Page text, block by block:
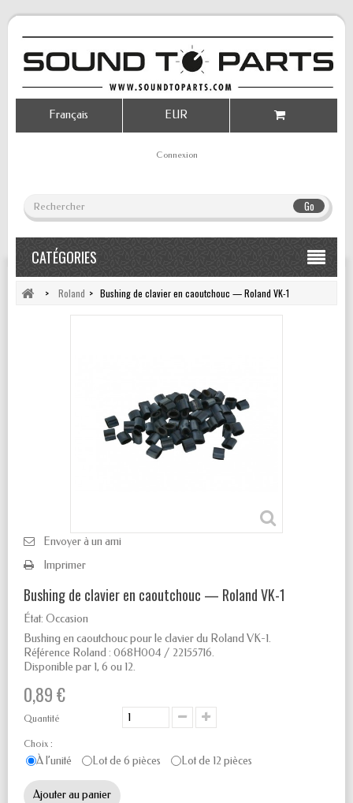
Go
Connexion
EUR
Français
CATÉGORIES
> Roland > Bushing de clavier en caoutchouc — Roland VK-1
Envoyer à un ami
Imprimer
Bushing de clavier en caoutchouc — Roland VK-1
État: Occasion
Bushing en caoutchouc pour le clavier du Roland VK-1.
Référence Roland : 068H004 / 22155716.
Disponible par 1, 6 ou 12.
0,89 €
Quantité
Choix :
À l’unité Lot de 6 pièces Lot de 12 pièces
Ajouter au panier